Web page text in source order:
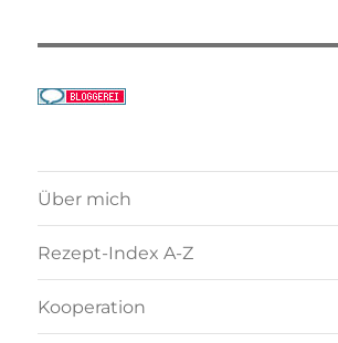
Über mich
Rezept-Index A-Z
Kooperation